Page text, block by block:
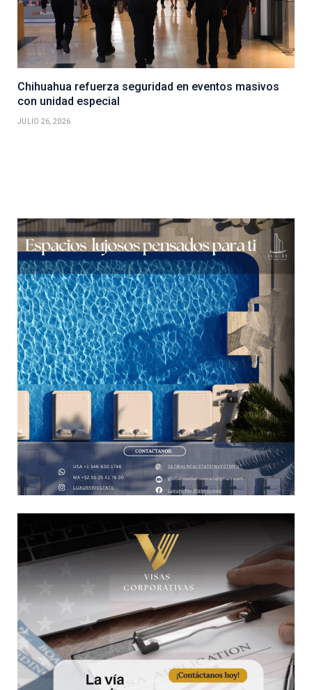
Chihuahua refuerza seguridad en eventos masivos
con unidad especial
JULIO 26, 2026